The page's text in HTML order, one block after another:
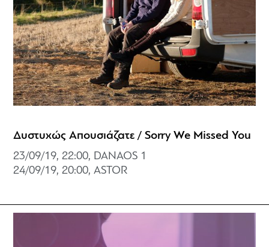
Δυστυχώς Απουσιάζατε / Sorry We Missed You
23/09/19, 22:00, DANAOS 1
24/09/19, 20:00, ASTOR